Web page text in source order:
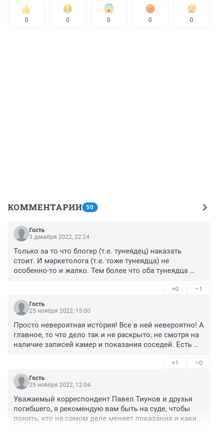
0 0 0 0 0
КОММЕНТАРИИ 50
Гость
3 декабря 2022, 22:24
Только за то что блогер (т.е. тунеядец) наказать
стоит. И маркетолога (т.е. тоже тунеядца) не
особенно-то и жалко. Тем более что оба тунеядца
+0 –1
Гость
25 ноября 2022, 15:00
Просто невероятная история! Все в ней невероятно! А
главное, то что дело так и не раскрыто, не смотря на
наличие записей камер и показания соседей. Есть
Удивительно!
+1 –0
Гость
25 ноября 2022, 12:04
Уважаемый корреспондент Павел Тиунов и друзья
погибшего, я рекомендую вам быть на суде, чтобы
понять, кто на самом деле меняет показания и какие